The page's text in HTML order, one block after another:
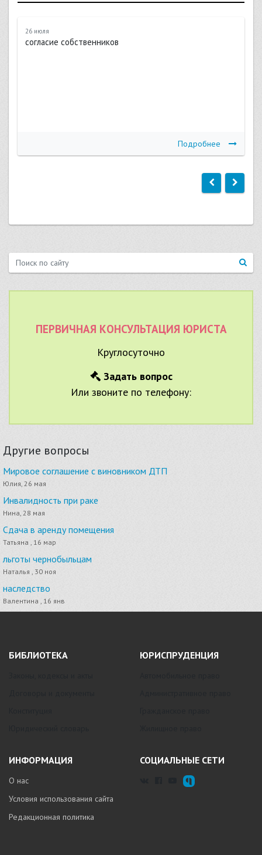
26 июля
согласие собственников
Подробнее
ПЕРВИЧНАЯ КОНСУЛЬТАЦИЯ ЮРИСТА
Круглосуточно
Задать вопрос
Или звоните по телефону:
Другие вопросы
Мировое соглашение с виновником ДТП
Юлия, 26 мая
Инвалидность при раке
Нина, 28 мая
Сдача в аренду помещения
Татьяна , 16 мар
льготы чернобыльцам
Наталья , 30 ноя
наследство
Валентина , 16 янв
БИБЛИОТЕКА ЮРИСПРУДЕНЦИЯ
ИНФОРМАЦИЯ
О нас
Условия использования сайта
Редакционная политика
СОЦИАЛЬНЫЕ СЕТИ